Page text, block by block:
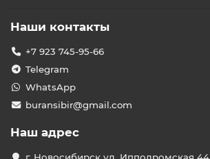
Наши контакты
+7 923 745-95-66
Telegram
WhatsApp
buransibir@gmail.com
Наш адрес